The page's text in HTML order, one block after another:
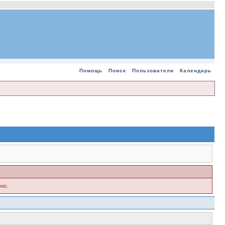
Помощь Поиск Пользователи Календарь